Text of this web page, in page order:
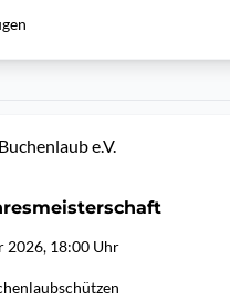
e.V.
2026, 18:00 Uhr